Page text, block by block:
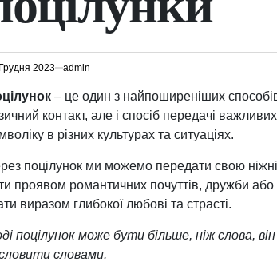
2023 admin
– це один з найпоширеніших
контакт, але і спосіб передачі
в різних культурах та ситуаціях.
поцілунок ми можемо передати свою
проявом романтичних почуттів, дружби
виразом глибокої любові та страсті.
поцілунок може бути більше, ніж слова,
словами.